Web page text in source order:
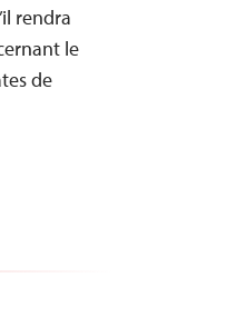
rendra
le
de